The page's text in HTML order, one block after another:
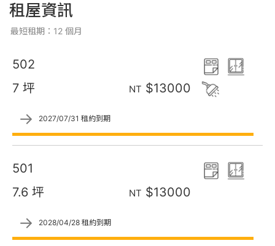
租屋資訊
最短租期：12 個月
502
7 坪
NT $13000
→ 2027/07/31 租約到期
501
7.6 坪
NT $13000
→ 2028/04/28 租約到期